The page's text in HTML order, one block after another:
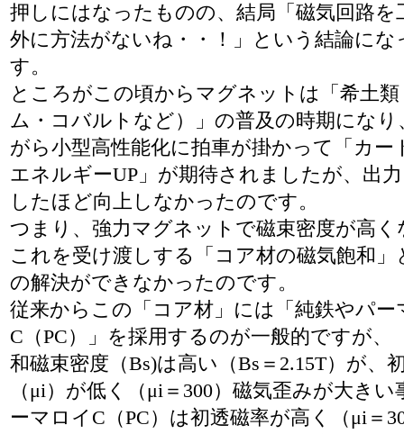
押しにはなったものの、結局「磁気回路を
外に方法がないね・・！」という結論にな
す。
ところがこの頃からマグネットは「希土
ム・コバルトなど）」の普及の時期になり
がら小型高性能化に拍車が掛かって「カー
エネルギーUP」が期待されましたが、出
したほど向上しなかったのです。
つまり、強力マグネットで磁束密度が高く
これを受け渡しする「コア材の磁気飽和」
の解決ができなかったのです。
従来からこの「コア材」には「純鉄やパー
C（PC）」を採用するのが一般的ですが、
和磁束密度（Bs)は高い（Bs＝2.15T）が、
（μi）が低く（μi＝300）磁気歪みが大きい
ーマロイC（PC）は初透磁率が高く（μi＝